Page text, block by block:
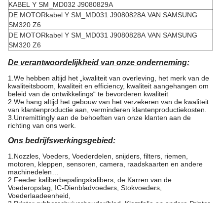
KABEL Y SM_MD032 J9080829A
DE MOTORkabel Y SM_MD031 J9080828A VAN SAMSUNG
SM320 Z6
DE MOTORkabel Y SM_MD031 J9080828A VAN SAMSUNG
SM320 Z6
De verantwoordelijkheid van onze onderneming:
1.We hebben altijd het „kwaliteit van overleving, het merk van de
kwaliteitsboom, kwaliteit en efficiency, kwaliteit aangehangen om
beleid van de ontwikkelings“ te bevorderen kwaliteit
2.We hang altijd het gebouw van het verzekeren van de kwaliteit
van klantenproductie aan, verminderen klantenproductiekosten.
3.Unremittingly aan de behoeften van onze klanten aan de
richting van ons werk.
Ons bedrijfswerkingsgebied:
1.Nozzles, Voeders, Voederdelen, snijders, filters, riemen,
motoren, kleppen, sensoren, camera, raadskaarten en andere
machinedelen…
2.Feeder kaliberbepalingskalibers, de Karren van de
Voederopslag, IC-Dienbladvoeders, Stokvoeders,
Voederlaadeenheid,